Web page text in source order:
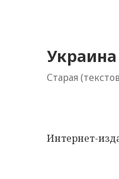
Старая
Интернет-